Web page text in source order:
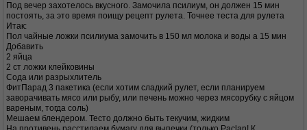
Под вечер захотелось вкусного. Замочила псилиум, он должен 15 мин
постоять, за это время поищу рецепт рулета. Точнее теста для рулета
Итак:
Пол чайные ложки псилиума замочить в 150 мл молока и воды а 15 мин
Добавить
2 яйца
2 ст ложки клейковины
Сода или разрыхлитель
ФитПарад 3 пакетика (если хотим сладкий рулет, если планируем
заворачивать мясо или рыбу, или печень можно через мясорубку с яйцом
вареным, тогда соль)
Мешаем блендером. Тесто должно быть текучим, жидким